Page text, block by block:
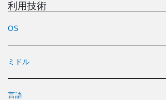
利用技術
OS
ミドル
言語